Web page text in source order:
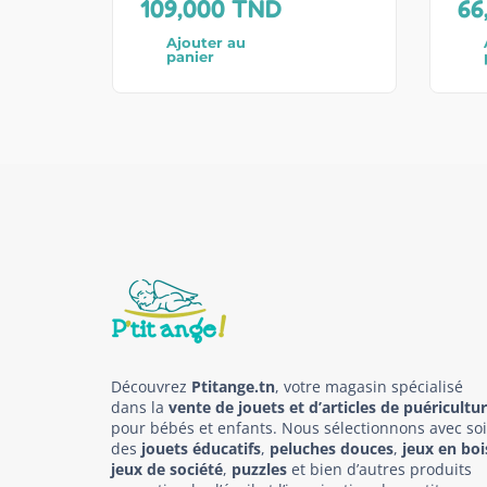
109,000 TND
Ajouter au
panier
Découvrez Ptitange.tn, votre magasin spécialisé
dans la vente de jouets et d’articles de
pour bébés et enfants. Nous sélectionnons avec
des jouets éducatifs, peluches douces, jeux en
jeux de société, puzzles et bien d’autres produits